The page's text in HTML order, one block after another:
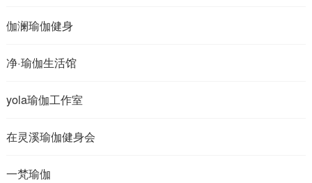
伽澜瑜伽健身
净·瑜伽生活馆
yola瑜伽工作室
在灵溪瑜伽健身会
一梵瑜伽